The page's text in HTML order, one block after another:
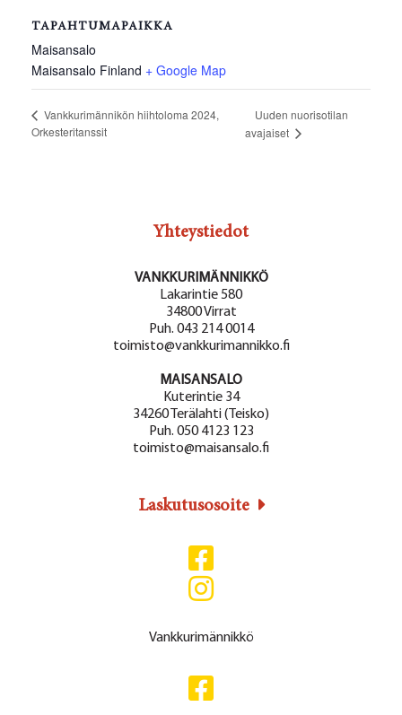
TAPAHTUMAPAIKKA
Maisansalo
Maisansalo Finland + Google Map
Vankkurimännikön hiihtoloma 2024,
Orkesteritanssit
Uuden nuorisotilan
avajaiset
Yhteystiedot
VANKKURIMÄNNIKKÖ
Lakarintie 580
34800 Virrat
Puh. 043 214 0014
toimisto@vankkurimannikko.fi
MAISANSALO
Kuterintie 34
34260 Terälahti (Teisko)
Puh. 050 4123 123
toimisto@maisansalo.fi
Laskutusosoite
Vankkurimännikkö